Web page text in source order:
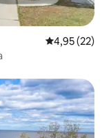
5 üzerinden
4,95 (22)